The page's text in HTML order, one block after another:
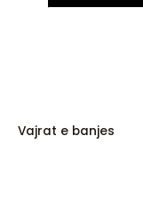
Vajrat e banjes